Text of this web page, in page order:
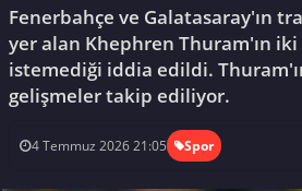
Fenerbahçe ve Galatasaray'ın
yer alan Khephren Thuram'ın
istemediği iddia edildi.
gelişmeler takip ediliyor.
4 Temmuz 2026 21:05 Spor